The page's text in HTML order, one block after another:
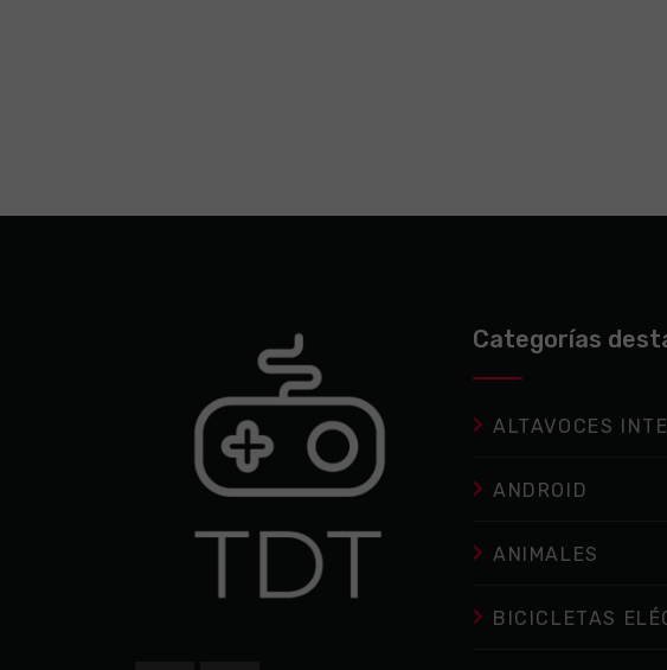
Categorías
ALTAVOCES
ANDROID
ANIMALES
BICICLETAS